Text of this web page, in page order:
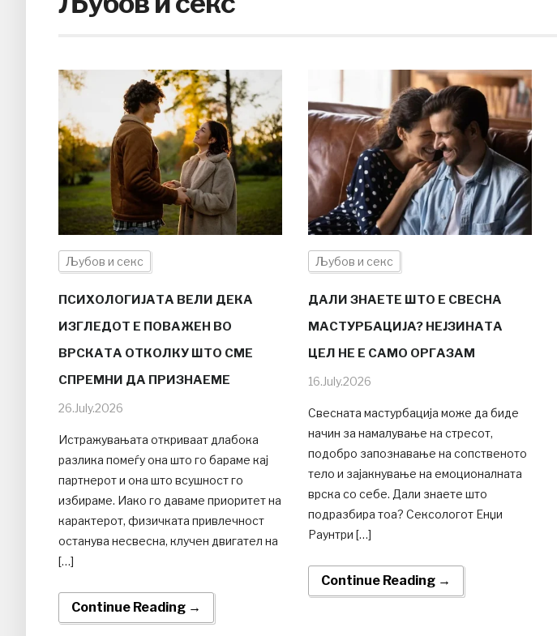
Љубов и секс
ПСИХОЛОГИЈАТА ВЕЛИ ДЕКА
ИЗГЛЕДОТ Е ПОВАЖЕН ВО
ВРСКАТА ОТКОЛКУ ШТО СМЕ
СПРЕМНИ ДА ПРИЗНАЕМЕ
26.July.2026
Истражувањата откриваат длабока
разлика помеѓу она што го бараме кај
партнерот и она што всушност го
избираме. Иако го даваме приоритет на
карактерот, физичката привлечност
останува несвесна, клучен двигател на
[…]
Continue Reading →
Љубов и секс
ДАЛИ ЗНАЕТЕ ШТО Е СВЕСНА
МАСТУРБАЦИЈА? НЕЈЗИНАТА
ЦЕЛ НЕ Е САМО ОРГАЗАМ
16.July.2026
Свесната мастурбација може да биде
начин за намалување на стресот,
подобро запознавање на сопственото
тело и зајакнување на емоционалната
врска со себе. Дали знаете што
подразбира тоа? Сексологот Енџи
Раунтри […]
Continue Reading →